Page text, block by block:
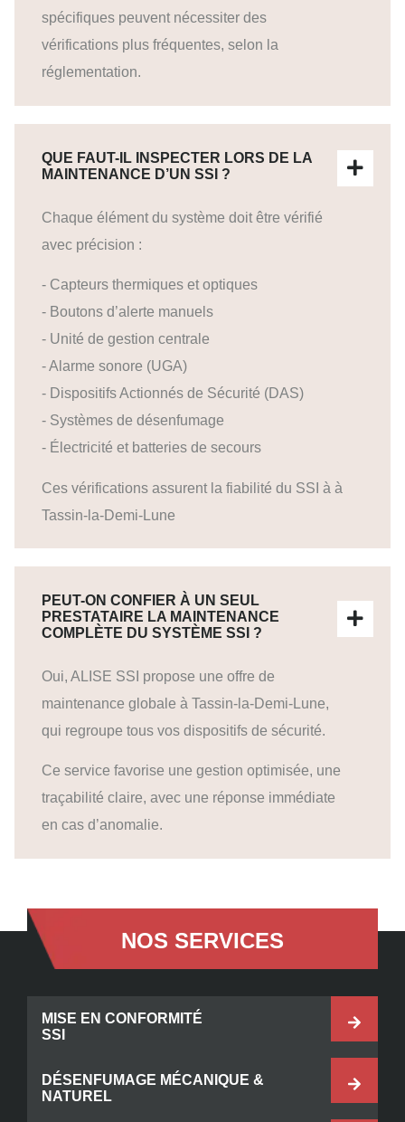
spécifiques peuvent nécessiter des
vérifications plus fréquentes, selon la
réglementation.
QUE FAUT-IL INSPECTER LORS DE LA
MAINTENANCE D’UN SSI ?
Chaque élément du système doit être vérifié
avec précision :
- Capteurs thermiques et optiques
- Boutons d’alerte manuels
- Unité de gestion centrale
- Alarme sonore (UGA)
- Dispositifs Actionnés de Sécurité (DAS)
- Systèmes de désenfumage
- Électricité et batteries de secours
Ces vérifications assurent la fiabilité du SSI à à
Tassin-la-Demi-Lune
PEUT-ON CONFIER À UN SEUL
PRESTATAIRE LA MAINTENANCE
COMPLÈTE DU SYSTÈME SSI ?
Oui, ALISE SSI propose une offre de
maintenance globale à Tassin-la-Demi-Lune,
qui regroupe tous vos dispositifs de sécurité.
Ce service favorise une gestion optimisée, une
traçabilité claire, avec une réponse immédiate
en cas d’anomalie.
NOS SERVICES
MISE EN CONFORMITÉ
SSI
DÉSENFUMAGE MÉCANIQUE &
NATUREL